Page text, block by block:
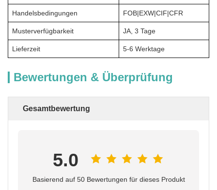
Handelsbedingungen FOB|EXW|CIF|CFR
Musterverfügbarkeit JA, 3 Tage
Lieferzeit 5-6 Werktage
Bewertungen & Überprüfung
Gesamtbewertung
5.0
Basierend auf 50 Bewertungen für dieses Produkt